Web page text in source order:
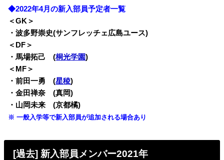
◆2022年4月の新入部員予定者一覧
＜GK＞
・波多野崇史(サンフレッチェ広島ユース)
＜DF＞
・馬場拓己 (桐光学園)
＜MF＞
・前田一勇 (星稜)
・金田禅奈 (真岡)
・山岡未来 (京都橘)
※ 一般入学等で新入部員が追加される場合あり
[過去] 新入部員メンバー2021年